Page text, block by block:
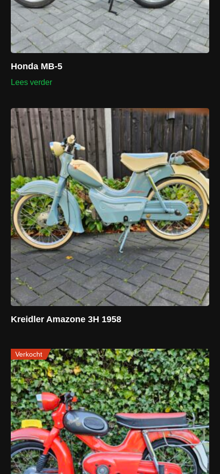
Honda MB-5
Lees verder
Kreidler Amazone 3H 1958
Verkocht